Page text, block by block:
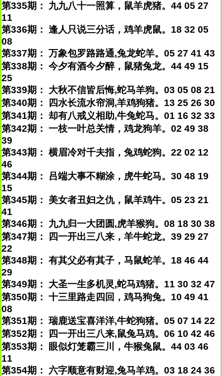
第335期： 九九八十一照算，鼠羊虎猪。44 05 27
11
第336期： 逢人只说三分话，鸡羊虎鼠。18 32 05
08
第337期： 万象包罗路路通,兔龙蛇羊。05 27 41 43
第338期： 今夕有酒今夕醉，鼠猪兔龙。44 49 15
25
第339期： 大秋不信皆后悔,蛇马羊狗。03 05 08 21
第340期： 四水长流水帘洞,羊鸡狗猪。13 25 26 30
第341期： 却有八戒义相助,牛兔蛇马。01 16 32 33
第342期： 一枝一叶总关情，鸡龙狗羊。02 49 38
39
第343期： 横眉冷对千夫指，兔鸡蛇狗。22 02 12
46
第344期： 吕端大事不糊涂，虎牛蛇马。30 48 19
15
第345期： 美女者丑妇之仇，鼠羊鸡牛。05 23 21
41
第346期： 九九归一大团圆,虎羊猴狗。08 18 30 38
第347期： 四一开出三八来，羊牛蛇龙。39 29 27
22
第348期： 有其父必有其子，马鼠蛇羊。18 46 44
29
第349期： 大圣一生多机灵,蛇马鸡猪。11 30 32 47
第350期： 十三里路走四回，鸡马狗兔。10 49 41
08
第351期： 瑞鹿送宝喜洋洋,牛蛇狗猪。05 07 14 22
第352期： 四一开出三八来,鼠兔马鸡。06 10 42 46
第353期： 眼似灯笼霸三川，牛猴兔鼠。44 03 46
11
第354期： 六字顺意有财迎,兔马羊鸡。03 18 24 36